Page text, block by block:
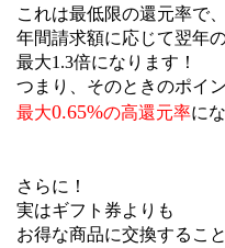
これは最低限の還元率で、
年間請求額に応じて翌年
最大1.3倍になります！
つまり、そのときのポイ
最大0.65%の高還元率に
さらに！
実はギフト券よりも
お得な商品に交換するこ